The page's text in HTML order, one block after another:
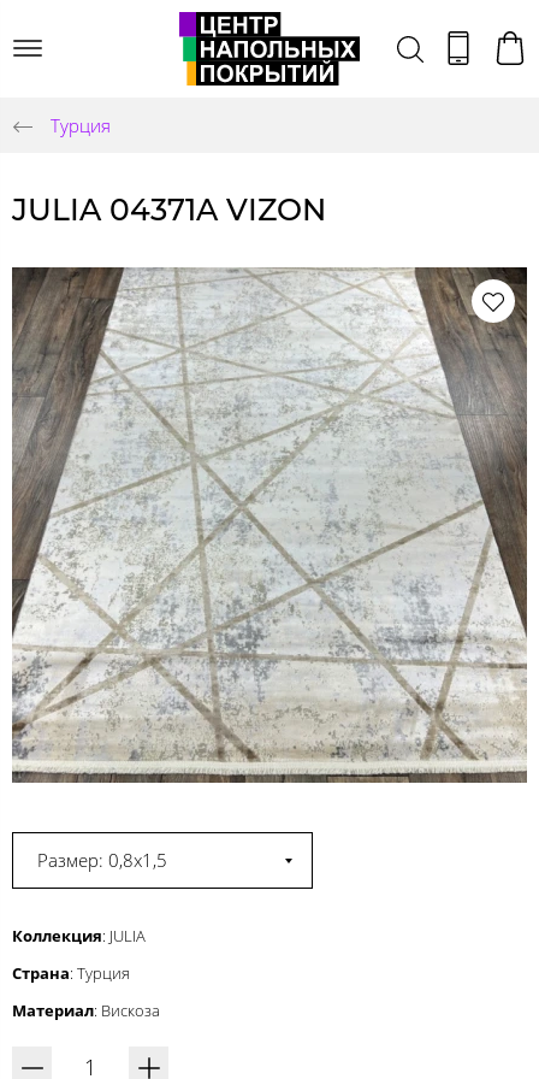
Турция
JULIA 04371A VIZON
Размер: 0,8x1,5
Коллекция: JULIA
Страна: Турция
Материал: Вискоза